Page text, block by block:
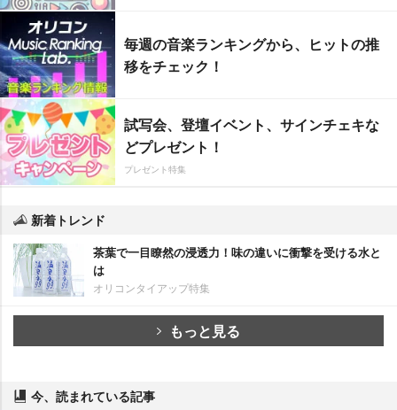
毎週の音楽ランキングから、ヒットの推
移をチェック！
試写会、登壇イベント、サインチェキな
どプレゼント！
プレゼント特集
新着トレンド
茶葉で一目瞭然の浸透力！味の違いに衝撃を受ける水と
は
オリコンタイアップ特集
もっと見る
今、読まれている記事